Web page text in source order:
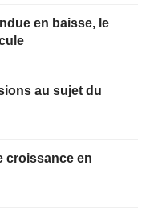
en baisse, le
au sujet du
croissance en